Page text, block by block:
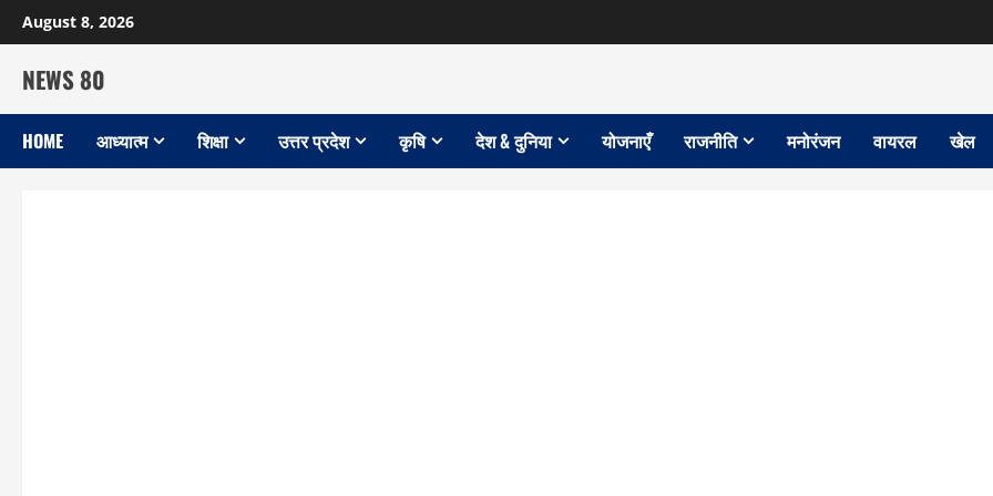
Skip
to
content
August 8, 2026
NEWS 80
HOME आध्यात्म शिक्षा उत्तर प्रदेश कृषि देश & दुनिया योजनाएँ राजनीति मनोरंजन वायरल खेल